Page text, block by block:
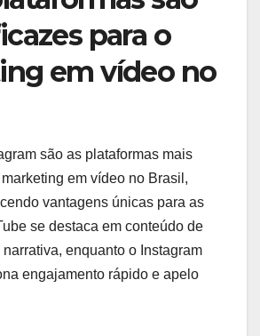
para o
em vídeo no
são as plataformas mais
em vídeo no Brasil,
vantagens únicas para as
se destaca em conteúdo de
enquanto o Instagram
engajamento rápido e apelo